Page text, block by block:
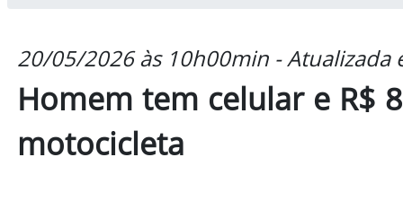
20/05/2026 às 10h00min -
Homem tem celular e R$
motocicleta